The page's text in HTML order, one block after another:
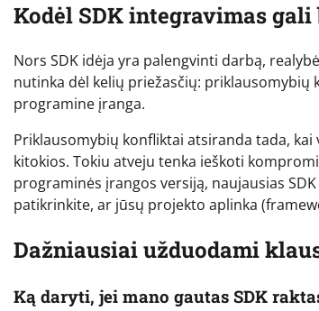
Kodėl SDK integravimas
Nors SDK idėja yra palengvinti darbą,
nutinka dėl kelių priežasčių:
programine įranga.
Priklausomybių konfliktai atsiranda tada, kai
kitokios. Tokiu atveju tenka ieškoti
programinės įrangos versiją, naujausias
patikrinkite, ar jūsų projekto aplinka
Dažniausiai užduodami
Ką daryti, jei mano gautas SDK